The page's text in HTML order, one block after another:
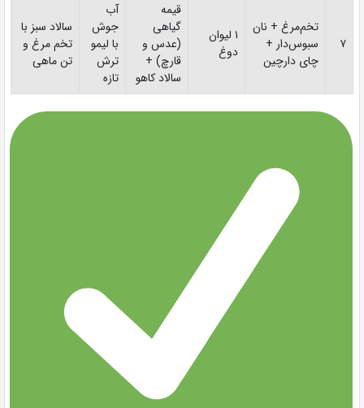
۷
تخم‌مرغ + نان
سبوس‌دار +
چای دارچین
۱ لیوان
دوغ
قیمه
گیاهی
(عدس و
قارچ) +
سالاد کاهو
آب
جوش
با لیمو
ترش
تازه
سالاد سبز با
تخم مرغ و
تن ماهی